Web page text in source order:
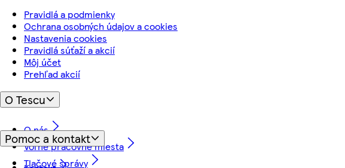
Pravidlá a podmienky
Ochrana osobných údajov a cookies
Nastavenia cookies
Pravidlá súťaží a akcií
Môj účet
Prehľad akcií
O Tescu
O nás
Voľné pracovné miesta
Tlačové správy
Pomoc a kontakt